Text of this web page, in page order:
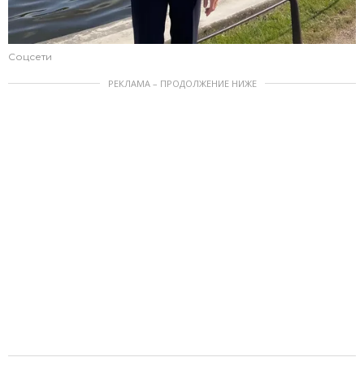
Соцсети
РЕКЛАМА – ПРОДОЛЖЕНИЕ НИЖЕ